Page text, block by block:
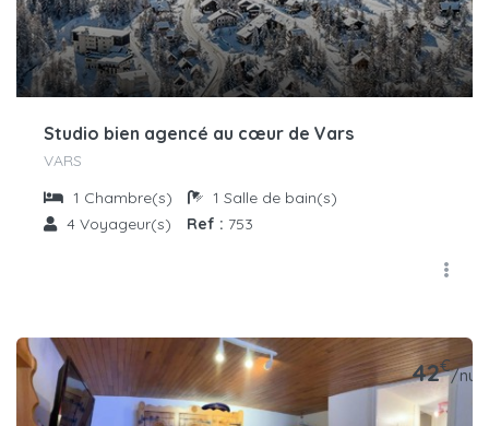
Studio bien agencé au cœur de Vars
VARS
1 Chambre(s) 1 Salle de bain(s)
4 Voyageur(s) Ref : 753
42€/nuit